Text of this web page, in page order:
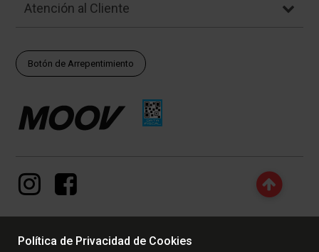
Atención al Cliente
Botón de Arrepentimiento
Política de Privacidad de Cookies